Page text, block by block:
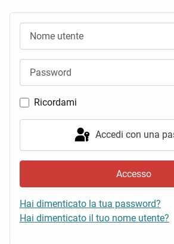
Ricordami
Accedi con una
Accesso
Hai dimenticato la tua password?
Hai dimenticato il tuo nome utente?